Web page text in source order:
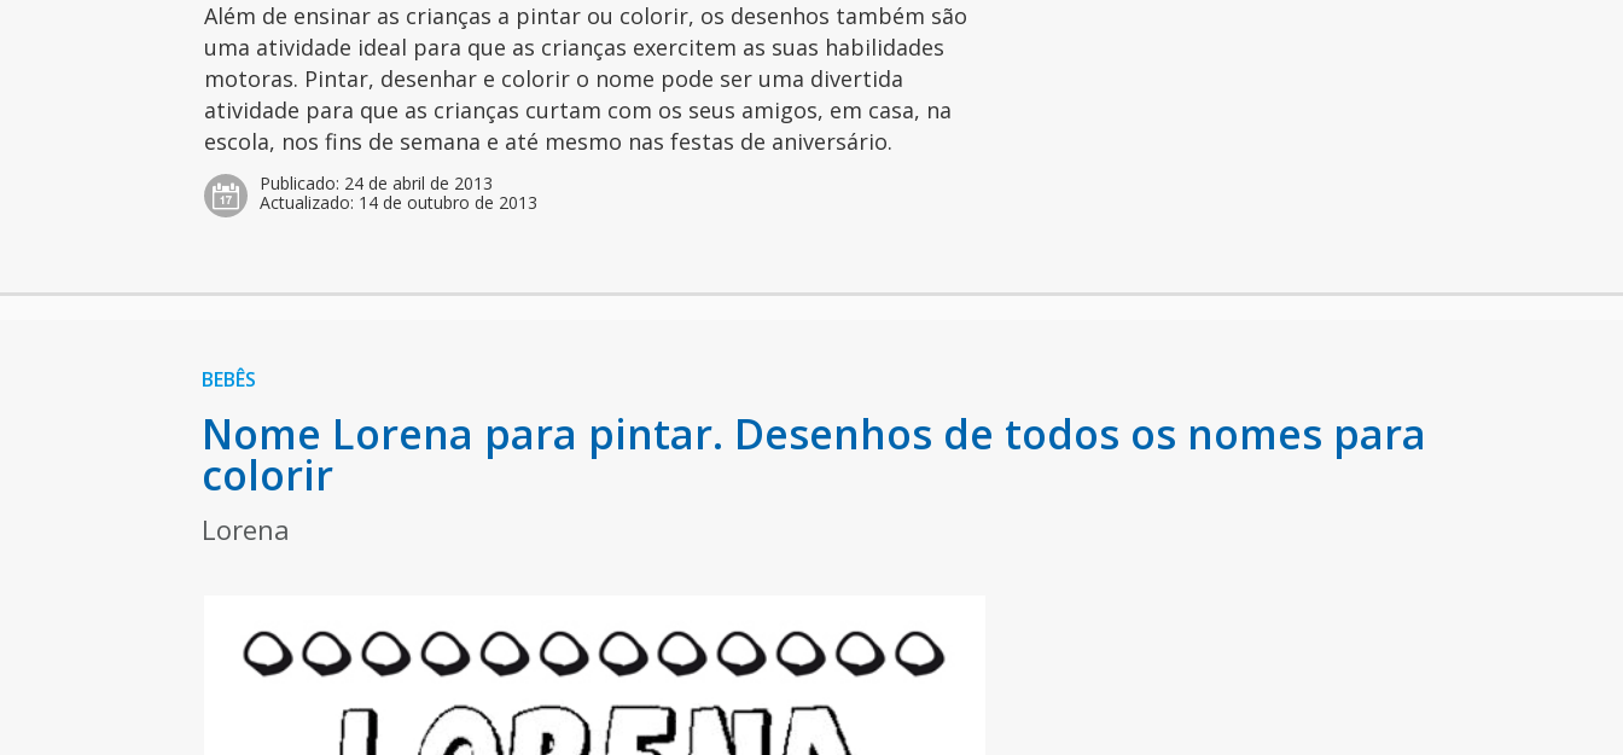
Além de ensinar as crianças a pintar ou colorir, os desenhos também são
uma atividade ideal para que as crianças exercitem as suas habilidades
motoras. Pintar, desenhar e colorir o nome pode ser uma divertida
atividade para que as crianças curtam com os seus amigos, em casa, na
escola, nos fins de semana e até mesmo nas festas de aniversário.
Publicado: 24 de abril de 2013
Actualizado: 14 de outubro de 2013
BEBÊS
Nome Lorena para pintar. Desenhos de todos os nomes para
colorir
Lorena